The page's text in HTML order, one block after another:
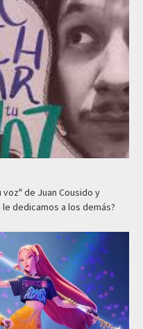
de Juan Cousido y
dedicamos a los demás?